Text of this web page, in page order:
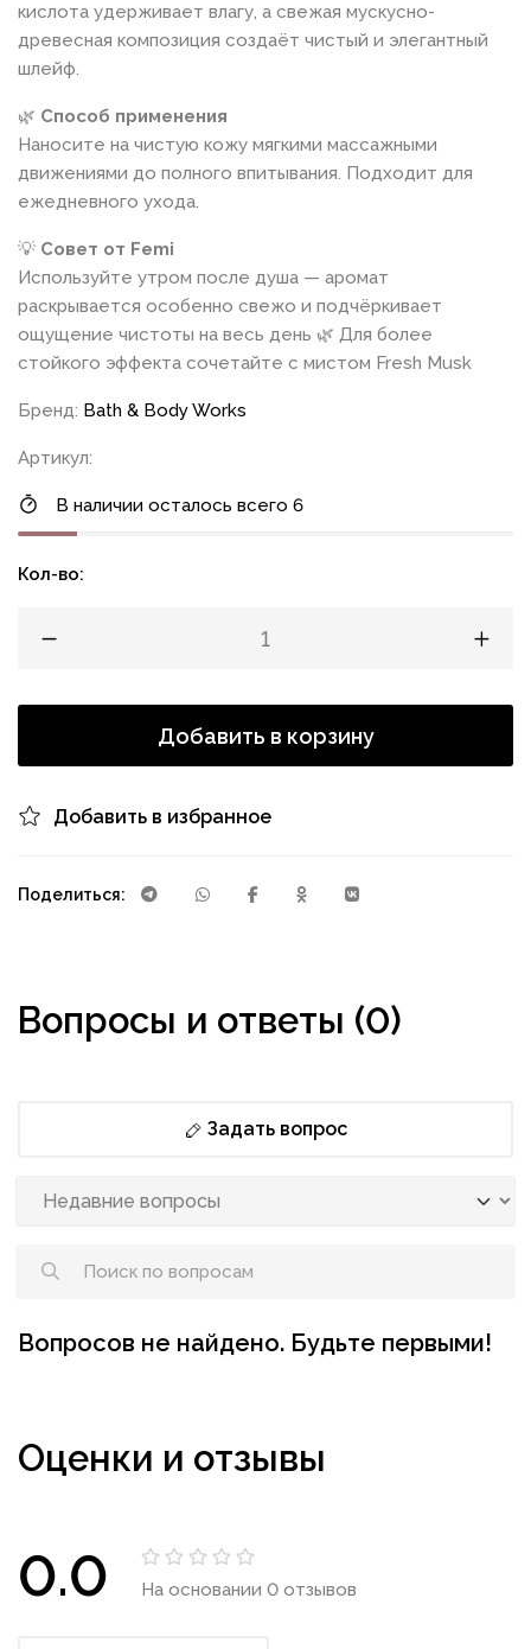
кислота удерживает влагу, а свежая мускусно-
древесная композиция создаёт чистый и элегантный
шлейф.
🌿 Способ применения
Наносите на чистую кожу мягкими массажными
движениями до полного впитывания. Подходит для
ежедневного ухода.
💡 Совет от Femi
Используйте утром после душа — аромат
раскрывается особенно свежо и подчёркивает
ощущение чистоты на весь день 🌿 Для более
стойкого эффекта сочетайте с мистом Fresh Musk
Бренд: Bath & Body Works
Артикул:
В наличии осталось всего 6
Кол-во:
Добавить в корзину
Добавить в избранное
Поделиться:
Вопросы и ответы (0)
Задать вопрос
Вопросов не найдено. Будьте первыми!
Оценки и отзывы
0.0 На основании 0 отзывов